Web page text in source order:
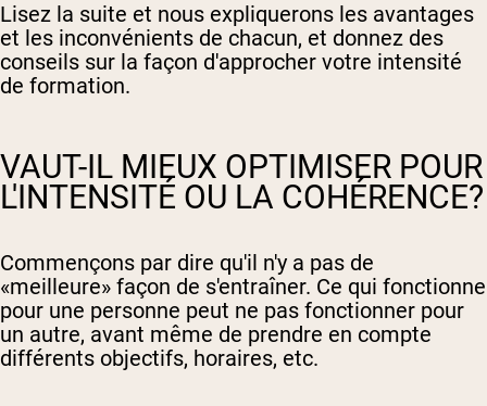
Lisez la suite et nous expliquerons les avantages
et les inconvénients de chacun, et donnez des
conseils sur la façon d'approcher votre intensité
de formation.
VAUT-IL MIEUX OPTIMISER POUR
L'INTENSITÉ OU LA COHÉRENCE?
Commençons par dire qu'il n'y a pas de
«meilleure» façon de s'entraîner. Ce qui fonctionne
pour une personne peut ne pas fonctionner pour
un autre, avant même de prendre en compte
différents objectifs, horaires, etc.